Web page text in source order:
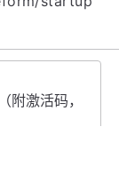
激活码，